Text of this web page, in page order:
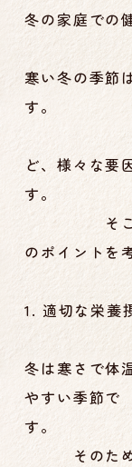
冬の家庭での
寒い冬の季節
寒さや
ど、様々な要
そこで今
のポイントを
1. 適切な栄養
冬は寒さで体
やすい季節で
そのため、